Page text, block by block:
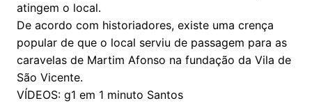
atingem o local.
De acordo com historiadores, existe uma crença
popular de que o local serviu de passagem para as
caravelas de Martim Afonso na fundação da Vila de
São Vicente.
VÍDEOS: g1 em 1 minuto Santos